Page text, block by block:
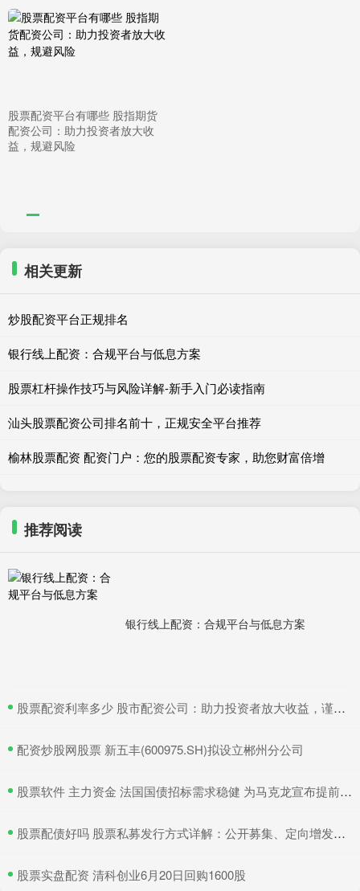
股票配资平台有哪些 股指期货
配资公司：助力投资者放大收
益，规避风险
相关更新
炒股配资平台正规排名
银行线上配资：合规平台与低息方案
股票杠杆操作技巧与风险详解-新手入门必读指南
汕头股票配资公司排名前十，正规安全平台推荐
榆林股票配资 配资门户：您的股票配资专家，助您财富倍增
推荐阅读
银行线上配资：合规平台与低息方案
​股票配资利率多少 股市配资公司：助力投资者放大收益，谨慎选择，规避风险
​配资炒股网股票 新五丰(600975.SH)拟设立郴州分公司
​股票软件 主力资金 法国国债招标需求稳健 为马克龙宣布提前选举以来首次发行
​股票配债好吗 股票私募发行方式详解：公开募集、定向增发、协议转让
​股票实盘配资 清科创业6月20日回购1600股